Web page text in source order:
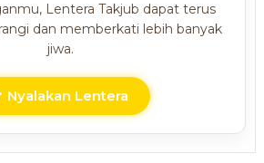
Lentera Takjub dapat terus
dan memberkati lebih banyak
jiwa.
Nyalakan Lentera